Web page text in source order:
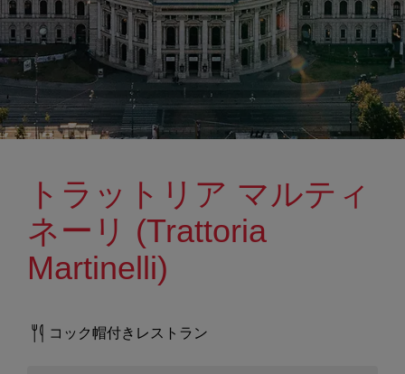
トラットリア マルティ
ネーリ (Trattoria
Martinelli)
コック帽付きレストラン